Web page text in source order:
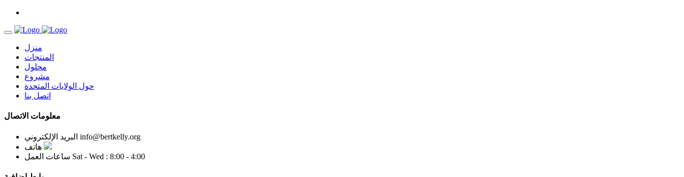
منزل
المنتجات
محلول
مشروع
حول الولايات المتحدة
اتصل بنا
معلومات الاتصال
البريد الإلكتروني info@bertkelly.org
هاتف
ساعات العمل Sat - Wed : 8:00 - 4:00